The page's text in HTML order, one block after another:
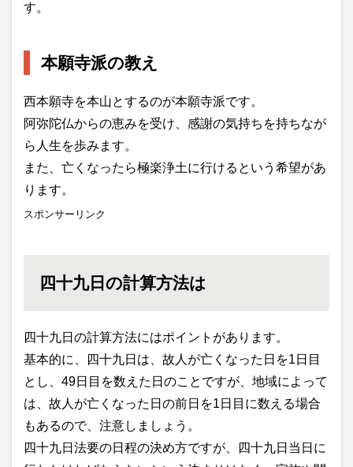
す。
本願寺派の教え
西本願寺を本山とするのが本願寺派です。
阿弥陀仏からの恵みを受け、感謝の気持ちを持ちなが
ら人生を歩みます。
また、亡くなったら極楽浄土に行けるという希望があ
ります。
スポンサーリンク
四十九日の計算方法は
四十九日の計算方法にはポイントがあります。
基本的に、四十九日は、故人が亡くなった日を1日目
とし、49日目を数えた日のことですが、地域によって
は、故人が亡くなった日の前日を1日目に数える場合
もあるので、注意しましょう。
四十九日法要の日程の決め方ですが、四十九日当日に